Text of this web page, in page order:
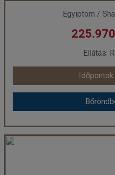
már
Időpontok
Egyiptom /
Ellátás:
CORAL HILLS SHARM ***